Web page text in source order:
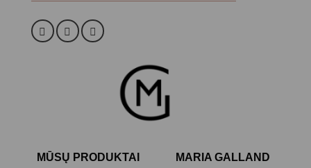
MŪSŲ PRODUKTAI
MARIA GALLAND